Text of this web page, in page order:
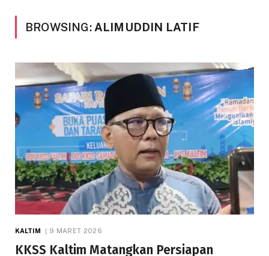
BROWSING: ALIMUDDIN LATIF
KALTIM 9 MARET 2026
KKSS Kaltim Matangkan Persiapan